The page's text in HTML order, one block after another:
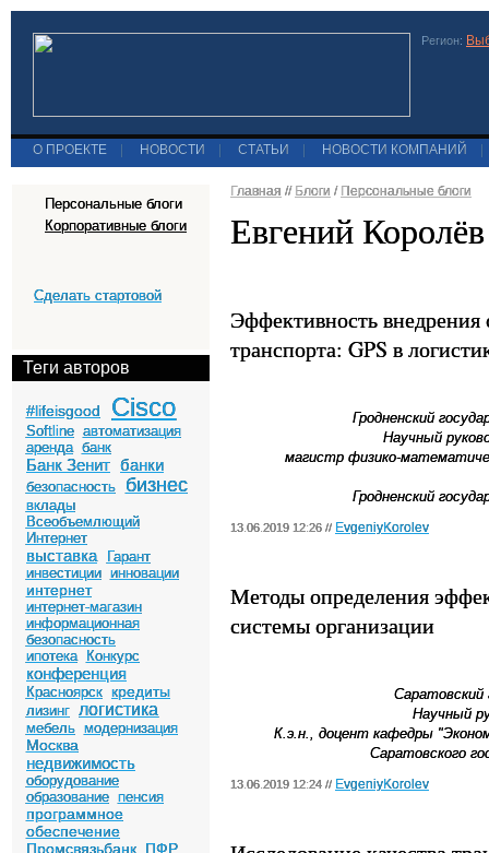
Регион:
О ПРОЕКТЕ НОВОСТИ СТАТЬИ НОВОСТИ КОМПАНИЙ
Персональные блоги
Корпоративные блоги
Сделать стартовой
Теги авторов
#lifeisgood Cisco
Softline автоматизация
аренда банк
Банк Зенит банки
безопасность бизнес
вклады
Всеобъемлющий
Интернет
выставка
Гарант
инвестиции инновации
интернет
интернет-магазин
информационная
безопасность
ипотека
Конкурс
конференция
Красноярск кредиты
лизинг логистика
мебель модернизация
Москва
недвижимость
оборудование
образование пенсия
программное
обеспечение
Промсвязьбанк ПФР
Главная // Блоги / Персональные блоги
Евгений
Эффективность
транспорта: GPS в
Гродненский
Научный
магистр физико-
Гродненский
13.06.2019 12:26 // EvgeniyKorolev
Методы определения
системы организации
Саратовский
Научный
К.э.н., доцент кафедры
Саратовского
13.06.2019 12:24 // EvgeniyKorolev